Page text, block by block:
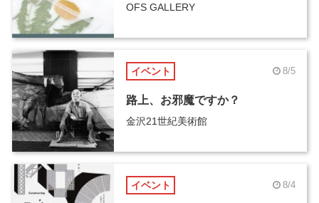
OFS GALLERY
イベント 8/5
路上、お邪魔ですか？
金沢21世紀美術館
イベント 8/4